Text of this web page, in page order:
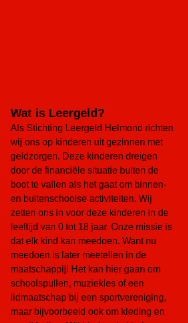
Wat is Leergeld?
Als Stichting Leergeld Helmond richten
wij ons op kinderen uit gezinnen met
geldzorgen. Deze kinderen dreigen
door de financiële situatie buiten de
boot te vallen als het gaat om binnen-
en buitenschoolse activiteiten. Wij
zetten ons in voor deze kinderen in de
leeftijd van 0 tot 18 jaar. Onze missie is
dat elk kind kan meedoen. Want nu
meedoen is later meetellen in de
maatschappij! Het kan hier gaan om
schoolspullen, muziekles of een
lidmaatschap bij een sportvereniging,
maar bijvoorbeeld ook om kleding en